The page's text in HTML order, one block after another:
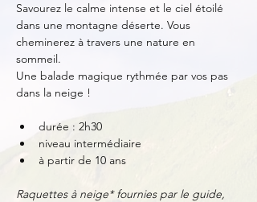
Savourez le calme intense et le ciel étoilé
dans une montagne déserte. Vous
cheminerez à travers une nature en
sommeil.
Une balade magique rythmée par vos pas
dans la neige !
durée : 2h30
niveau intermédiaire
à partir de 10 ans
Raquettes à neige* fournies par le guide,